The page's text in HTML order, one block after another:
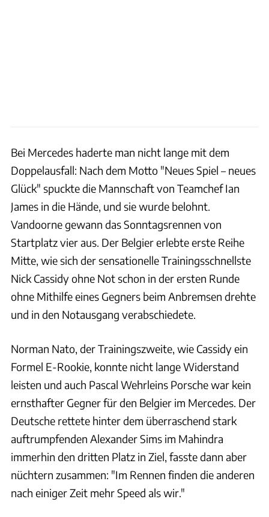
Bei Mercedes haderte man nicht lange mit dem
Doppelausfall: Nach dem Motto "Neues Spiel – neues
Glück" spuckte die Mannschaft von Teamchef Ian
James in die Hände, und sie wurde belohnt.
Vandoorne gewann das Sonntagsrennen von
Startplatz vier aus. Der Belgier erlebte erste Reihe
Mitte, wie sich der sensationelle Trainingsschnellste
Nick Cassidy ohne Not schon in der ersten Runde
ohne Mithilfe eines Gegners beim Anbremsen drehte
und in den Notausgang verabschiedete.
Norman Nato, der Trainingszweite, wie Cassidy ein
Formel E-Rookie, konnte nicht lange Widerstand
leisten und auch Pascal Wehrleins Porsche war kein
ernsthafter Gegner für den Belgier im Mercedes. Der
Deutsche rettete hinter dem überraschend stark
auftrumpfenden Alexander Sims im Mahindra
immerhin den dritten Platz in Ziel, fasste dann aber
nüchtern zusammen: "Im Rennen finden die anderen
nach einiger Zeit mehr Speed als wir."